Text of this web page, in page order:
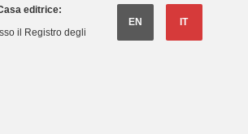
editrice:
il Registro degli
EN IT